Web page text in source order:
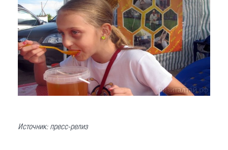
Источник: пресс-релиз